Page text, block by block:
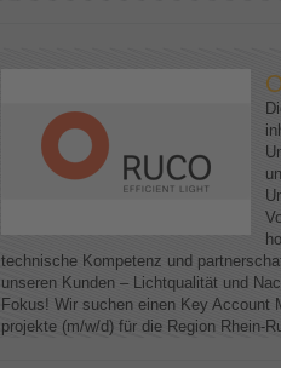
technische Kompetenz und
unseren Kunden – Lichtqualität und
Fokus! Wir suchen einen Key Account
projekte (m/w/d) für die Region Rhein-